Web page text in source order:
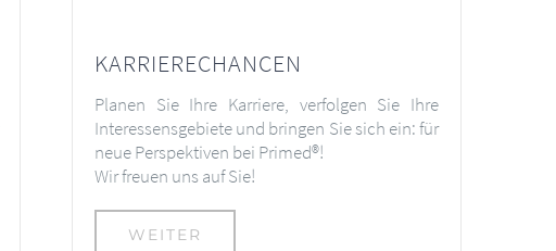
KARRIERECHANCEN
Planen Sie Ihre Karriere, verfolgen Sie Ihre
Interessensgebiete und bringen Sie sich ein: für
neue Perspektiven bei Primed®!
Wir freuen uns auf Sie!
WEITER